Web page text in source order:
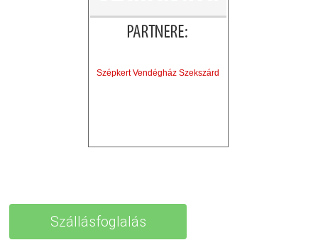
Szépkert Vendégház Szekszárd
Szállásfoglalás